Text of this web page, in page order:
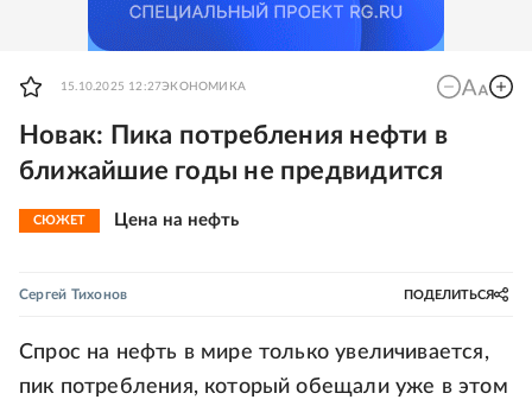
15.10.2025 12:27ЭКОНОМИКА
Новак: Пика потребления нефти в
ближайшие годы не предвидится
СЮЖЕТ Цена на нефть
Сергей Тихонов ПОДЕЛИТЬСЯ
Спрос на нефть в мире только увеличивается,
пик потребления, который обещали уже в этом